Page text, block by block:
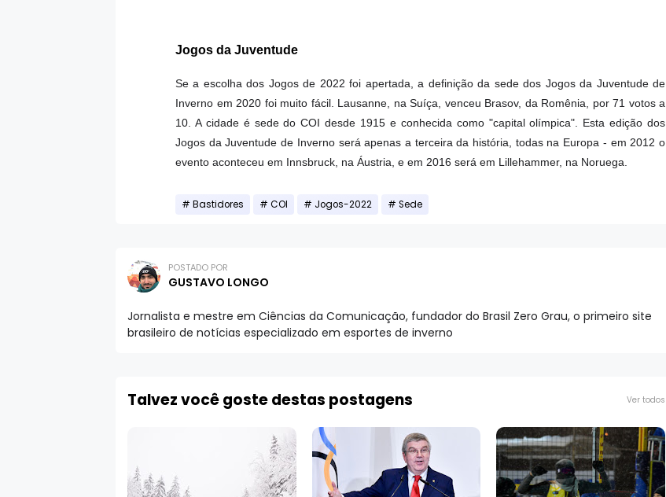
Jogos da Juventude
Se a escolha dos Jogos de 2022 foi apertada, a definição da sede dos Jogos da Juventude de
Inverno em 2020 foi muito fácil. Lausanne, na Suíça, venceu Brasov, da Romênia, por 71 votos a
10. A cidade é sede do COI desde 1915 e conhecida como "capital olímpica". Esta edição dos
Jogos da Juventude de Inverno será apenas a terceira da história, todas na Europa - em 2012 o
evento aconteceu em Innsbruck, na Áustria, e em 2016 será em Lillehammer, na Noruega.
Bastidores COI Jogos-2022 Sede
POSTADO POR
GUSTAVO LONGO
Jornalista e mestre em Ciências da Comunicação, fundador do Brasil Zero Grau, o primeiro site
brasileiro de notícias especializado em esportes de inverno
Talvez você goste destas postagens Ver todos